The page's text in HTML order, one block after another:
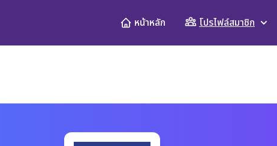
หน้าหลัก โปรไฟล์สมาชิก